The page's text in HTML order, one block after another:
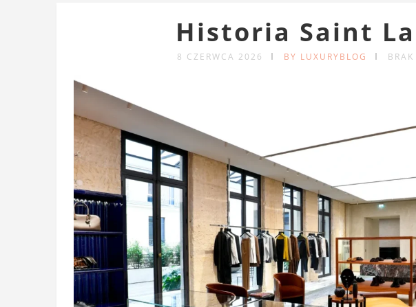
Historia Saint
8 CZERWCA 2026 BY LUXURYBLOG